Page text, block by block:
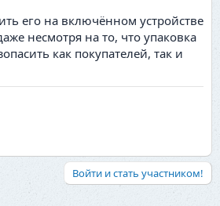
его на включённом устройстве
несмотря на то, что упаковка
как покупателей, так и
Войти и стать участником!